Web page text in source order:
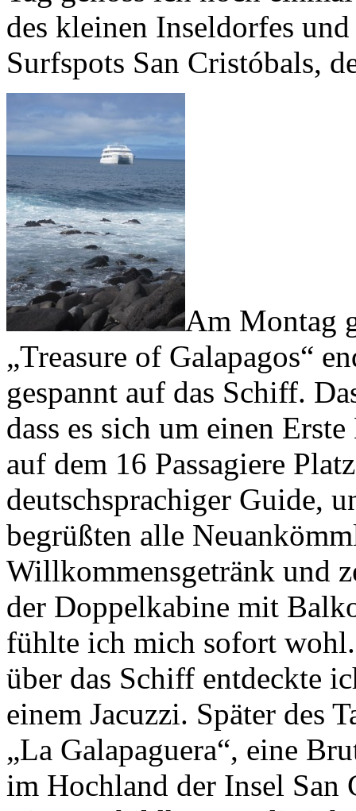
des kleinen Inseldorfes
Surfspots San Cristóbals,
Am Montag
„Treasure of Galapagos“
gespannt auf das Schiff.
dass es sich um einen
auf dem 16 Passagiere
deutschsprachiger Guide,
begrüßten alle
Willkommensgetränk und
der Doppelkabine mit
fühlte ich mich sofort
über das Schiff entdeckte
einem Jacuzzi. Später des
„La Galapaguera“, eine
im Hochland der Insel San